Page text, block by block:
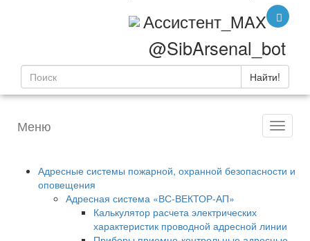
Ассистент_MAX
@SibArsenal_bot
Найти!
Меню
Адресные системы пожарной, охранной безопасности и
оповещения
Адресная система «ВС-ВЕКТОР-АП»
Калькулятор расчета электрических
характеристик проводной адресной линии